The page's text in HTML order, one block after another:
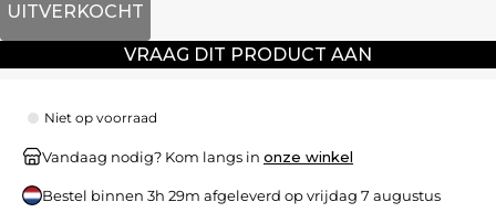
UITVERKOCHT
VRAAG DIT PRODUCT AAN
Niet op voorraad
Vandaag nodig? Kom langs in onze winkel
Bestel binnen 3h 29m afgeleverd opvrijdag 7 augustus